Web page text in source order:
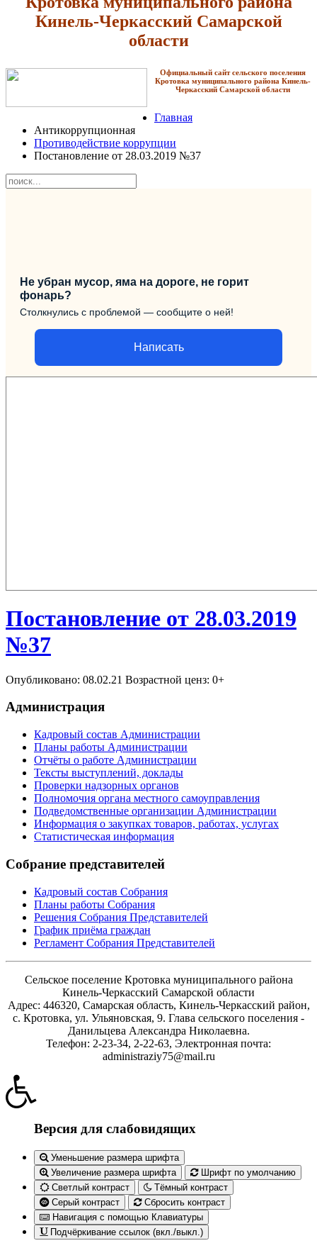
Кинель-Черкасский Самарской
области
Официальный сайт сельского поселения
Кротовка муниципального района Кинель-
Черкасский Самарской области
Главная
Антикоррупционная
Противодействие коррупции
Постановление от 28.03.2019 №37
Не убран мусор, яма на дороге, не горит
фонарь?
Столкнулись с проблемой — сообщите о ней!
Написать
Постановление от 28.03.2019
№37
Опубликовано: 08.02.21 Возрастной ценз: 0+
Администрация
Кадровый состав Администрации
Планы работы Администрации
Отчёты о работе Администрации
Тексты выступлений, доклады
Проверки надзорных органов
Полномочия органа местного самоуправления
Подведомственные организации Администрации
Информация о закупках товаров, работах, услугах
Статистическая информация
Собрание представителей
Кадровый состав Собрания
Планы работы Собрания
Решения Собрания Представителей
График приёма граждан
Регламент Собрания Представителей
Сельское поселение Кротовка муниципального района
Кинель-Черкасский Самарской области
Адрес: 446320, Самарская область, Кинель-Черкасский район,
с. Кротовка, ул. Ульяновская, 9. Глава сельского поселения -
Данильцева Александра Николаевна.
Телефон: 2-23-34, 2-22-63, Электронная почта:
administraziy75@mail.ru
Версия для слабовидящих
Уменьшение размера шрифта
Увеличение размера шрифта
Шрифт по умолчанию
Светлый контраст
Тёмный контраст
Серый контраст
Сбросить контраст
Навигация с помощью Клавиатуры
Подчёркивание ссылок (вкл./выкл.)